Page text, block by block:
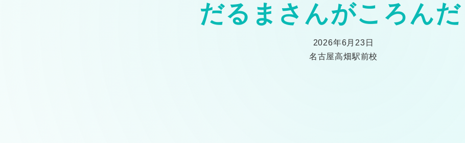
だるまさんがころんだ
2026年6月23日
名古屋高畑駅前校